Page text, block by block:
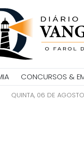
CONCURSOS &
QUINTA, 06 DE